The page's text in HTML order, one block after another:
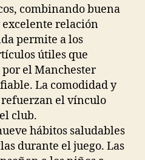
combinando buena
excelente relación
permite a los
útiles que
el Manchester
La comodidad y
refuerzan el vínculo
club.
hábitos saludables
durante el juego. Las